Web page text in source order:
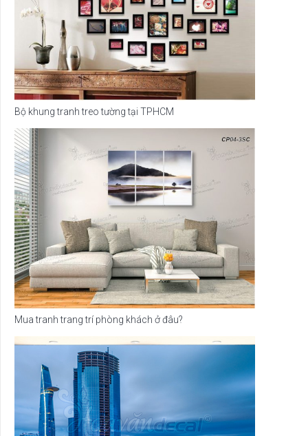
Bộ khung tranh treo tường tại TPHCM
Mua tranh trang trí phòng khách ở đâu?